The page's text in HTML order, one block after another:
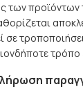
των
σε
τρόπο